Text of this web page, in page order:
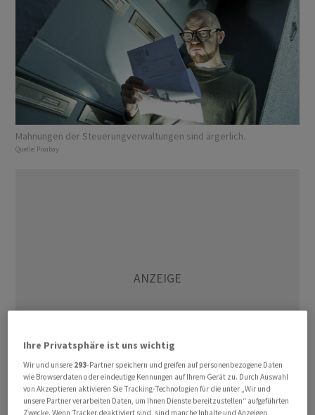
Mahnungen der Steuerungverwaltungen sind ärgerlich.
Quelle: Pixabay
Der geltende fixe Verzugszins sei in der schweizerischen
Ihre Privatsphäre ist uns wichtig
Wir und unsere 293-Partner speichern und greifen auf personenbezogene Daten
wie Browserdaten oder eindeutige Kennungen auf Ihrem Gerät zu. Durch Auswahl
von Akzeptieren aktivieren Sie Tracking-Technologien für die unter „Wir und
unsere Partner verarbeiten Daten, um Ihnen Dienste bereitzustellen“ aufgeführten
Zwecke. Wenn Tracker deaktiviert sind, sind manche Inhalte und Anzeigen